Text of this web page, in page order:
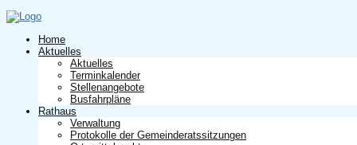
Home
Aktuelles
Aktuelles
Terminkalender
Stellenangebote
Busfahrpläne
Rathaus
Verwaltung
Protokolle der Gemeinderatssitzungen